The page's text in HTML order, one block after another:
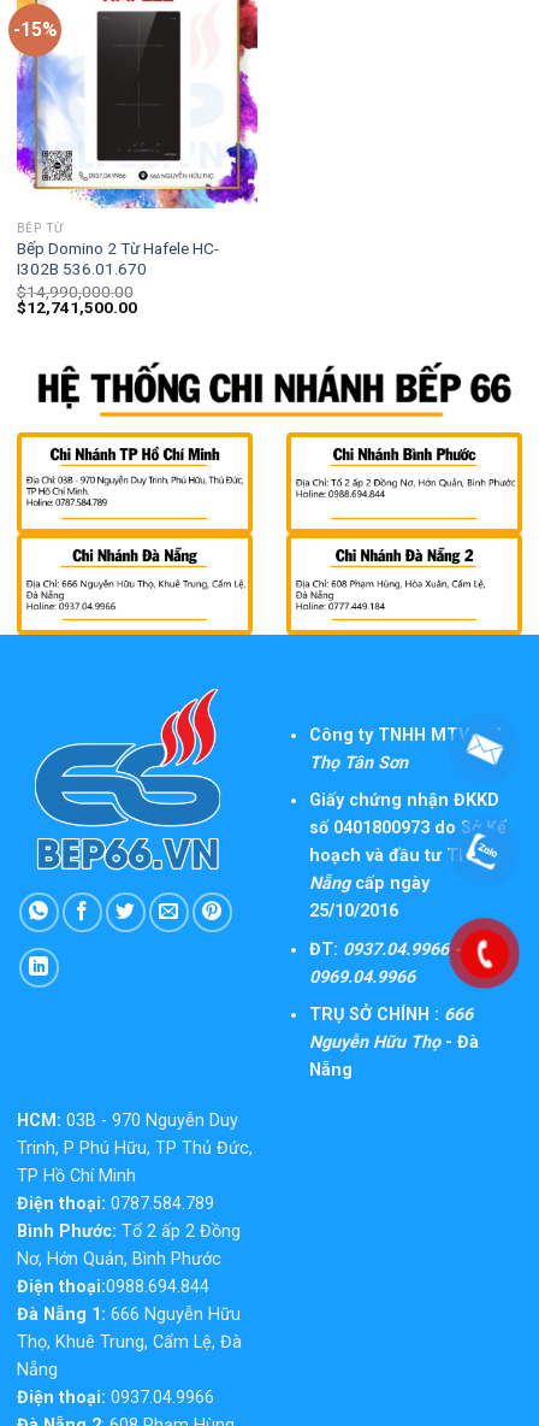
-15%
BẾP TỪ
Bếp Domino 2 Từ Hafele HC-
I302B 536.01.670
$14,990,000.00
$12,741,500.00
Công ty TNHH MTV TM
Thọ Tân Sơn
Giấy chứng nhận ĐKKD
số 0401800973 do Sở Kế
hoạch và đầu tư TPĐà
Nẵngcấp ngày
25/10/2016
ĐT: 0937.04.9966 -
0969.04.9966
TRỤ SỞ CHÍNH : 666
Nguyễn Hữu Thọ- Đà
Nẵng
HCM: 03B - 970 Nguyễn Duy
Trinh, P Phú Hữu, TP Thủ Đức,
TP Hồ Chí Minh
Điện thoại: 0787.584.789
Bình Phước: Tổ 2 ấp 2 Đồng
Nơ, Hớn Quản, Bình Phước
Điện thoại:0988.694.844
Đà Nẵng 1: 666 Nguyễn Hữu
Thọ, Khuê Trung, Cẩm Lệ, Đà
Nẵng
Điện thoại: 0937.04.9966